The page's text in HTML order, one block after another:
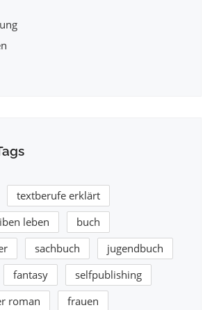
textberufe erklärt
leben
buch
sachbuch
jugendbuch
fantasy
selfpublishing
roman
frauen